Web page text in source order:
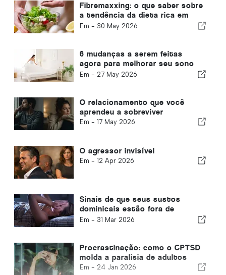
Fibremaxxing: o que saber sobre
a tendência da dieta rica em
fibras
Em - 30 May 2026
6 mudanças a serem feitas
agora para melhorar seu sono
em climas quentes
Em - 27 May 2026
O relacionamento que você
aprendeu a sobreviver
Em - 17 May 2026
O agressor invisível
Em - 12 Apr 2026
Sinais de que seus sustos
dominicais estão fora de
controle e como combatê-los
Em - 31 Mar 2026
Procrastinação: como o CPTSD
molda a paralisia de adultos
Em - 24 Jan 2026